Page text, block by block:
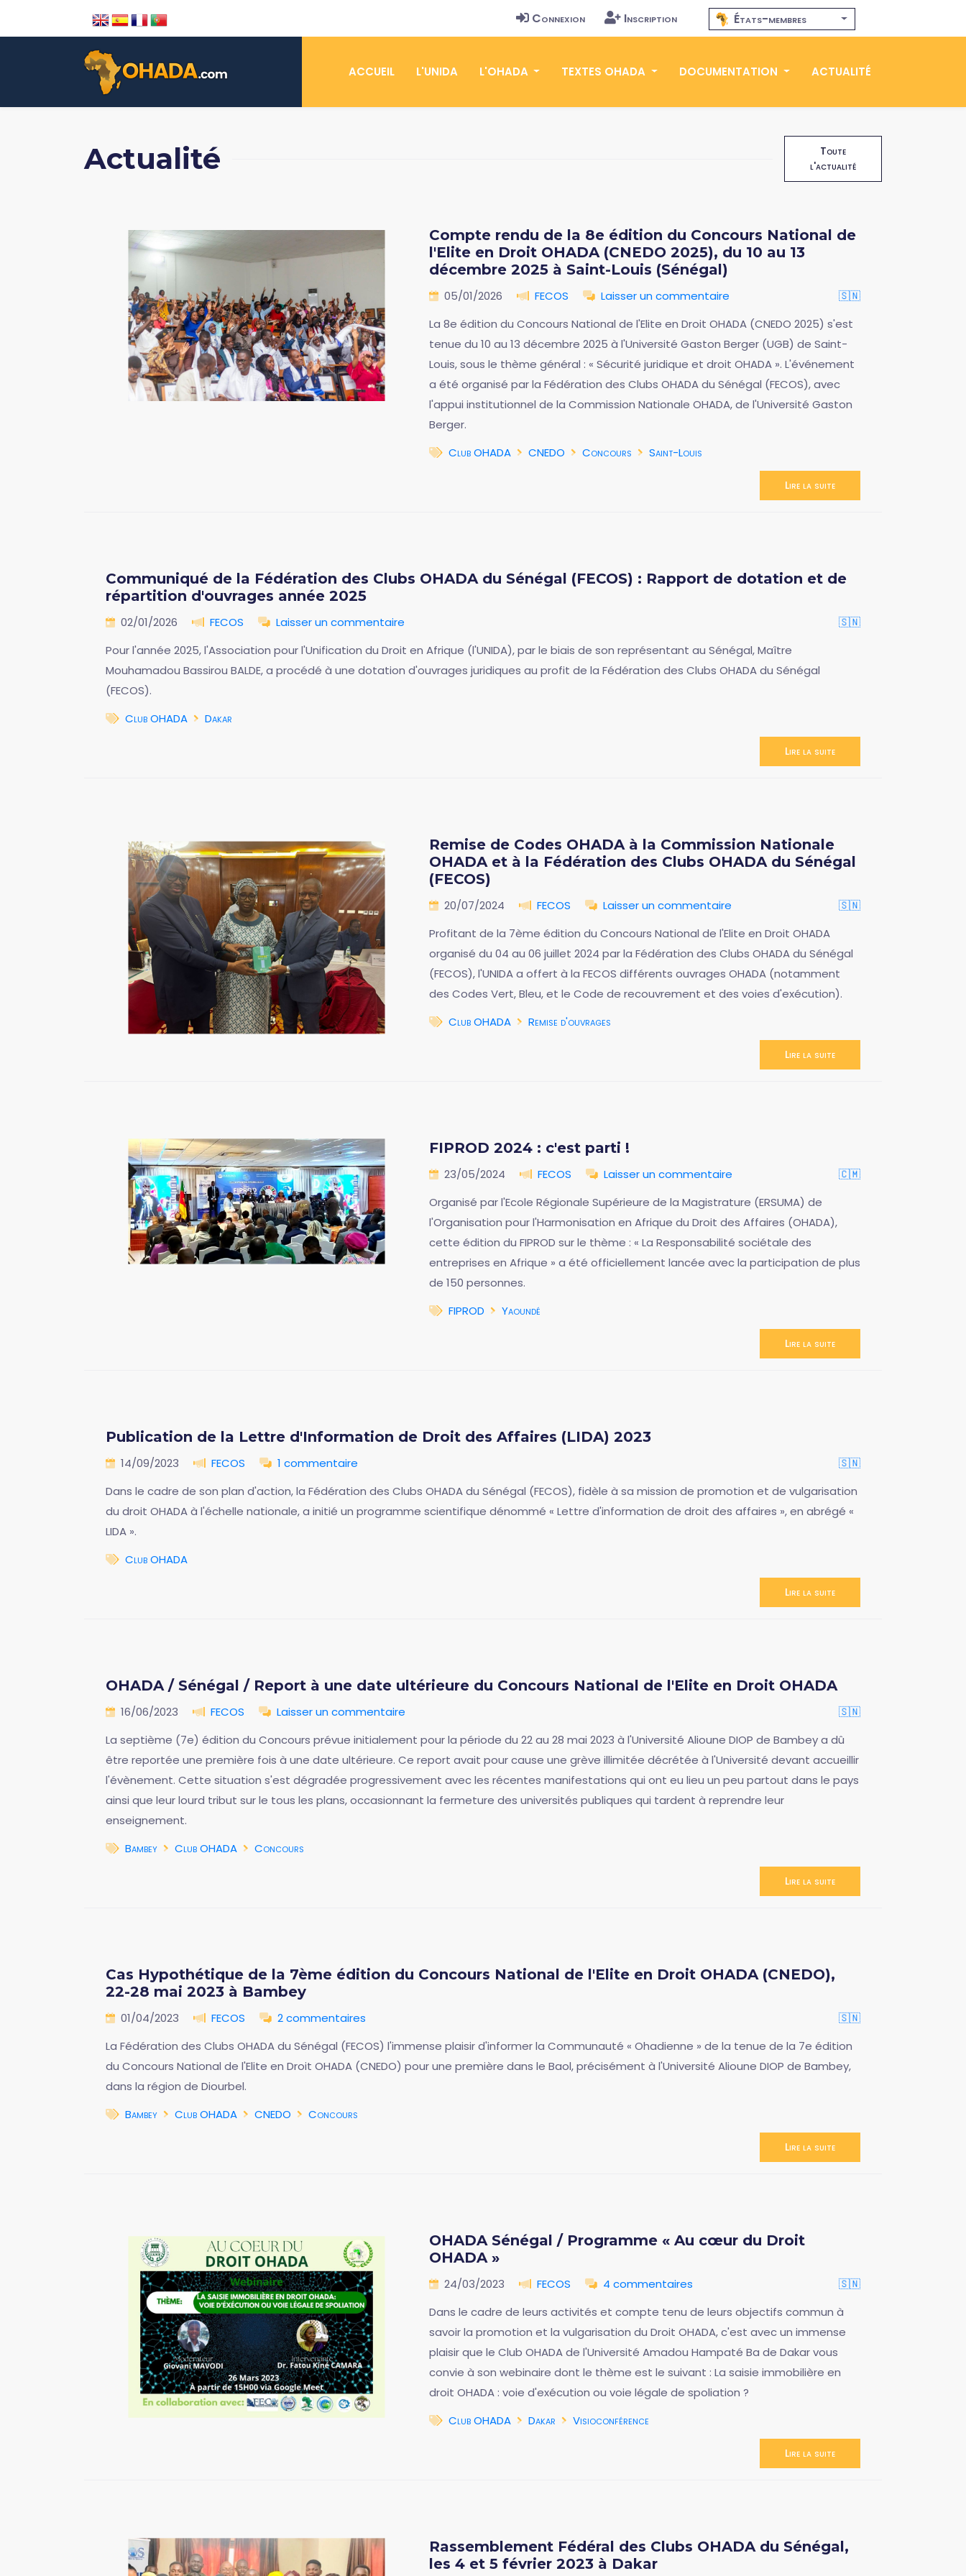
Connexion Inscription États-membres
ACCUEIL L'UNIDA L'OHADA TEXTES OHADA DOCUMENTATION ACTUALITÉ
Actualité
Toute
l'actualité
Compte rendu de la 8e édition du Concours National de
l'Elite en Droit OHADA (CNEDO 2025), du 10 au 13
décembre 2025 à Saint-Louis (Sénégal)
05/01/2026 FECOS Laisser un commentaire
🇸🇳
La 8e édition du Concours National de l'Elite en Droit OHADA (CNEDO 2025) s'est
tenue du 10 au 13 décembre 2025 à l'Université Gaston Berger (UGB) de Saint-
Louis, sous le thème général : « Sécurité juridique et droit OHADA ». L'événement
a été organisé par la Fédération des Clubs OHADA du Sénégal (FECOS), avec
l'appui institutionnel de la Commission Nationale OHADA, de l'Université Gaston
Berger.
Club OHADA
CNEDO Concours Saint-Louis
Lire la suite
Communiqué de la Fédération des Clubs OHADA du Sénégal (FECOS) : Rapport de dotation et de
répartition d'ouvrages année 2025
02/01/2026 FECOS Laisser un commentaire
🇸🇳
Pour l'année 2025, l'Association pour l'Unification du Droit en Afrique (l'UNIDA), par le biais de son représentant au Sénégal, Maître
Mouhamadou Bassirou BALDE, a procédé à une dotation d'ouvrages juridiques au profit de la Fédération des Clubs OHADA du Sénégal
(FECOS).
Club OHADA
Dakar
Lire la suite
Remise de Codes OHADA à la Commission Nationale
OHADA et à la Fédération des Clubs OHADA du Sénégal
(FECOS)
20/07/2024 FECOS Laisser un commentaire
🇸🇳
Profitant de la 7ème édition du Concours National de l'Elite en Droit OHADA
organisé du 04 au 06 juillet 2024 par la Fédération des Clubs OHADA du Sénégal
(FECOS), l'UNIDA a offert à la FECOS différents ouvrages OHADA (notamment
des Codes Vert, Bleu, et le Code de recouvrement et des voies d'exécution).
Club OHADA
Remise d'ouvrages
Lire la suite
FIPROD 2024 : c'est parti !
23/05/2024 FECOS Laisser un commentaire
🇨🇲
Organisé par l'Ecole Régionale Supérieure de la Magistrature (ERSUMA) de
l'Organisation pour l'Harmonisation en Afrique du Droit des Affaires (OHADA),
cette édition du FIPROD sur le thème : « La Responsabilité sociétale des
entreprises en Afrique » a été officiellement lancée avec la participation de plus
de 150 personnes.
FIPROD
Yaoundé
Lire la suite
Publication de la Lettre d'Information de Droit des Affaires (LIDA) 2023
14/09/2023 FECOS 1 commentaire
🇸🇳
Dans le cadre de son plan d'action, la Fédération des Clubs OHADA du Sénégal (FECOS), fidèle à sa mission de promotion et de vulgarisation
du droit OHADA à l'échelle nationale, a initié un programme scientifique dénommé « Lettre d'information de droit des affaires », en abrégé «
LIDA ».
Club OHADA
Lire la suite
OHADA / Sénégal / Report à une date ultérieure du Concours National de l'Elite en Droit OHADA
16/06/2023 FECOS Laisser un commentaire
🇸🇳
La septième (7e) édition du Concours prévue initialement pour la période du 22 au 28 mai 2023 à l'Université Alioune DIOP de Bambey a dû
être reportée une première fois à une date ultérieure. Ce report avait pour cause une grève illimitée décrétée à l'Université devant accueillir
l'évènement. Cette situation s'est dégradée progressivement avec les récentes manifestations qui ont eu lieu un peu partout dans le pays
ainsi que leur lourd tribut sur le tous les plans, occasionnant la fermeture des universités publiques qui tardent à reprendre leur
enseignement.
Bambey
Club OHADA Concours
Lire la suite
Cas Hypothétique de la 7ème édition du Concours National de l'Elite en Droit OHADA (CNEDO),
22-28 mai 2023 à Bambey
01/04/2023 FECOS 2 commentaires
🇸🇳
La Fédération des Clubs OHADA du Sénégal (FECOS) l'immense plaisir d'informer la Communauté « Ohadienne » de la tenue de la 7e édition
du Concours National de l'Elite en Droit OHADA (CNEDO) pour une première dans le Baol, précisément à l'Université Alioune DIOP de Bambey,
dans la région de Diourbel.
Bambey
Club OHADA CNEDO Concours
Lire la suite
OHADA Sénégal / Programme « Au cœur du Droit
OHADA »
24/03/2023 FECOS 4 commentaires
🇸🇳
Dans le cadre de leurs activités et compte tenu de leurs objectifs commun à
savoir la promotion et la vulgarisation du Droit OHADA, c'est avec un immense
plaisir que le Club OHADA de l'Université Amadou Hampaté Ba de Dakar vous
convie à son webinaire dont le thème est le suivant : La saisie immobilière en
droit OHADA : voie d'exécution ou voie légale de spoliation ?
Club OHADA
Dakar Visioconférence
Lire la suite
Rassemblement Fédéral des Clubs OHADA du Sénégal,
les 4 et 5 février 2023 à Dakar